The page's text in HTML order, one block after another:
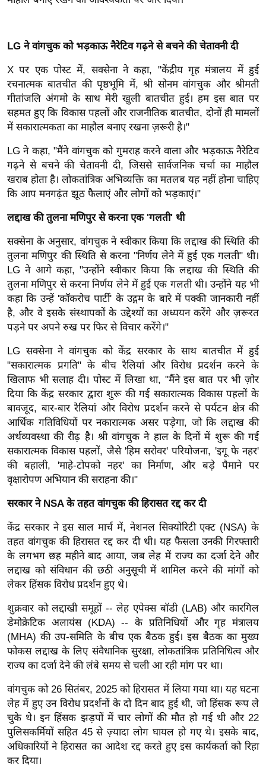
प
सा
ल
बे
मि
सा
ल
श
ख्सि
य
ग
इं
डि
या
सा
हि
ज
ग
त
ऑ
टो
व
र्ल्ड
न्यू
ज
ब्री
म
नो
रं
ज
ज
ग
त
बॉ
वु
ड
हॉ
ली
वु
LG ने वांगचुक को भड़काऊ नैरेटिव गढ़ने से बचने की चेतावनी दी
X पर एक पोस्ट में, सक्सेना ने कहा, "केंद्रीय गृह मंत्रालय में हुई
रचनात्मक बातचीत की पृष्ठभूमि में, श्री सोनम वांगचुक और श्रीमती
गीतांजलि अंगमो के साथ मेरी खुली बातचीत हुई। हम इस बात पर
सहमत हुए कि विकास पहलों और राजनीतिक बातचीत, दोनों ही मामलों
में सकारात्मकता का माहौल बनाए रखना ज़रूरी है।"
LG ने कहा, "मैंने वांगचुक को गुमराह करने वाला और भड़काऊ नैरेटिव
गढ़ने से बचने की चेतावनी दी, जिससे सार्वजनिक चर्चा का माहौल
खराब होता है। लोकतांत्रिक अभिव्यक्ति का मतलब यह नहीं होना चाहिए
कि आप मनगढ़ंत झूठ फैलाएं और लोगों को भड़काएं।"
लद्दाख की तुलना मणिपुर से करना एक 'गलती' थी
सक्सेना के अनुसार, वांगचुक ने स्वीकार किया कि लद्दाख की स्थिति की
तुलना मणिपुर की स्थिति से करना "निर्णय लेने में हुई एक गलती" थी।
LG ने आगे कहा, "उन्होंने स्वीकार किया कि लद्दाख की स्थिति की
तुलना मणिपुर से करना निर्णय लेने में हुई एक गलती थी। उन्होंने यह भी
कहा कि उन्हें 'कॉकरोच पार्टी' के उद्गम के बारे में पक्की जानकारी नहीं
है, और वे इसके संस्थापकों के उद्देश्यों का अध्ययन करेंगे और ज़रूरत
पड़ने पर अपने रुख पर फिर से विचार करेंगे।"
LG सक्सेना ने वांगचुक को केंद्र सरकार के साथ बातचीत में हुई
"सकारात्मक प्रगति" के बीच रैलियां और विरोध प्रदर्शन करने के
खिलाफ भी सलाह दी। पोस्ट में लिखा था, "मैंने इस बात पर भी ज़ोर
दिया कि केंद्र सरकार द्वारा शुरू की गई सकारात्मक विकास पहलों के
बावजूद, बार-बार रैलियां और विरोध प्रदर्शन करने से पर्यटन क्षेत्र की
आर्थिक गतिविधियों पर नकारात्मक असर पड़ेगा, जो कि लद्दाख की
अर्थव्यवस्था की रीढ़ है। श्री वांगचुक ने हाल के दिनों में शुरू की गई
सकारात्मक विकास पहलों, जैसे 'हिम सरोवर' परियोजना, 'इगू फे ​​नहर'
की बहाली, 'माहे-टोपको नहर' का निर्माण, और बड़े पैमाने पर
वृक्षारोपण अभियान की सराहना की।"
सरकार ने NSA के तहत वांगचुक की हिरासत रद्द कर दी
केंद्र सरकार ने इस साल मार्च में, नेशनल सिक्योरिटी एक्ट (NSA) के
तहत वांगचुक की हिरासत रद्द कर दी थी। यह फैसला उनकी गिरफ्तारी
के लगभग छह महीने बाद आया, जब लेह में राज्य का दर्जा देने और
लद्दाख को संविधान की छठी अनुसूची में शामिल करने की मांगों को
लेकर हिंसक विरोध प्रदर्शन हुए थे।
शुक्रवार को लद्दाखी समूहों -- लेह एपेक्स बॉडी (LAB) और कारगिल
डेमोक्रेटिक अलायंस (KDA) -- के प्रतिनिधियों और गृह मंत्रालय
(MHA) की उप-समिति के बीच एक बैठक हुई। इस बैठक का मुख्य
फोकस लद्दाख के लिए संवैधानिक सुरक्षा, लोकतांत्रिक प्रतिनिधित्व और
राज्य का दर्जा देने की लंबे समय से चली आ रही मांग पर था।
वांगचुक को 26 सितंबर, 2025 को हिरासत में लिया गया था। यह घटना
लेह में हुए उन विरोध प्रदर्शनों के दो दिन बाद हुई थी, जो हिंसक रूप ले
चुके थे। इन हिंसक झड़पों में चार लोगों की मौत हो गई थी और 22
पुलिसकर्मियों सहित 45 से ज़्यादा लोग घायल हो गए थे। इसके बाद,
अधिकारियों ने हिरासत का आदेश रद्द करते हुए इस कार्यकर्ता को रिहा
कर दिया।